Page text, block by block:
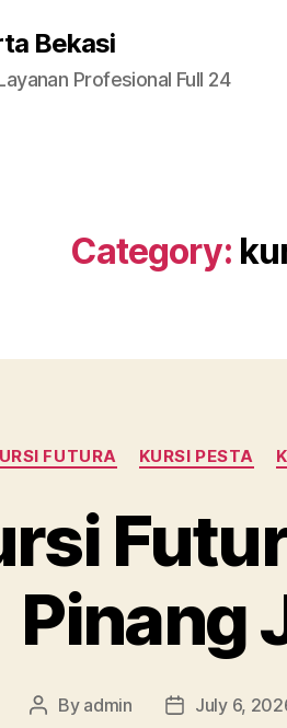
Bekasi
Profesional Full 24
Category:
FUTURA KURSI PESTA
Pinang
Post
By admin
PostJuly 6,